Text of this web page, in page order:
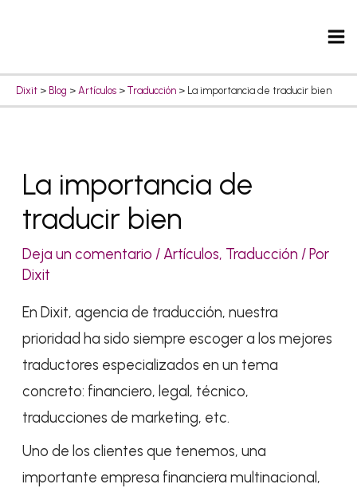
Dixit > Blog > Artículos > Traducción > La importancia de traducir bien
La importancia de
traducir bien
Deja un comentario /Artículos, Traducción / Por
Dixit
En Dixit, agencia de traducción, nuestra
prioridad ha sido siempre escoger a los mejores
traductores especializados en un tema
concreto: financiero, legal, técnico,
traducciones de marketing, etc.
Uno de los clientes que tenemos, una
importante empresa financiera multinacional,
entradas